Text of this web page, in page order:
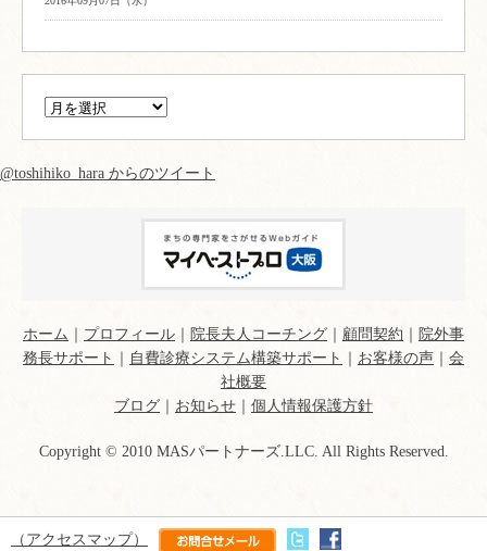
@toshihiko_hara からのツイート
ホーム プロフィール 院長夫人コーチング 顧問契約
院外事
務長サポート
自費診療システム構築サポート お客様の声
会
社概要
ブログ
お知らせ 個人情報保護方針
Copyright © 2010 MASパートナーズ.LLC. All Rights Reserved.
（アクセスマップ）